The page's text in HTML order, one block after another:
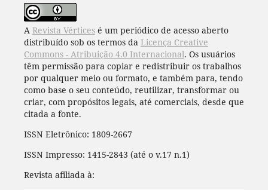
A Revista Vérticesé um periódico de acesso aberto
distribuído sob os termos da Licença Creative
Commons - Atribuição 4.0 Internacional. Os usuários
têm permissão para copiar e redistribuir os trabalhos
por qualquer meio ou formato, e também para, tendo
como base o seu conteúdo, reutilizar, transformar ou
criar, com propósitos legais, até comerciais, desde que
citada a fonte.
ISSN Eletrônico: 1809-2667
ISSN Impresso: 1415-2843 (até o v.17 n.1)
Revista afiliada à: